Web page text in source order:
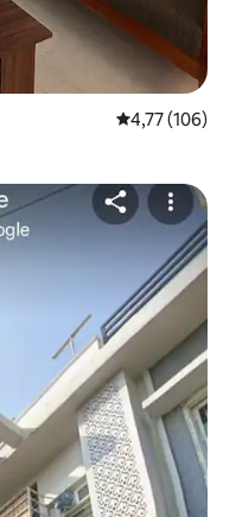
Vlerësimi
4,77 (106)